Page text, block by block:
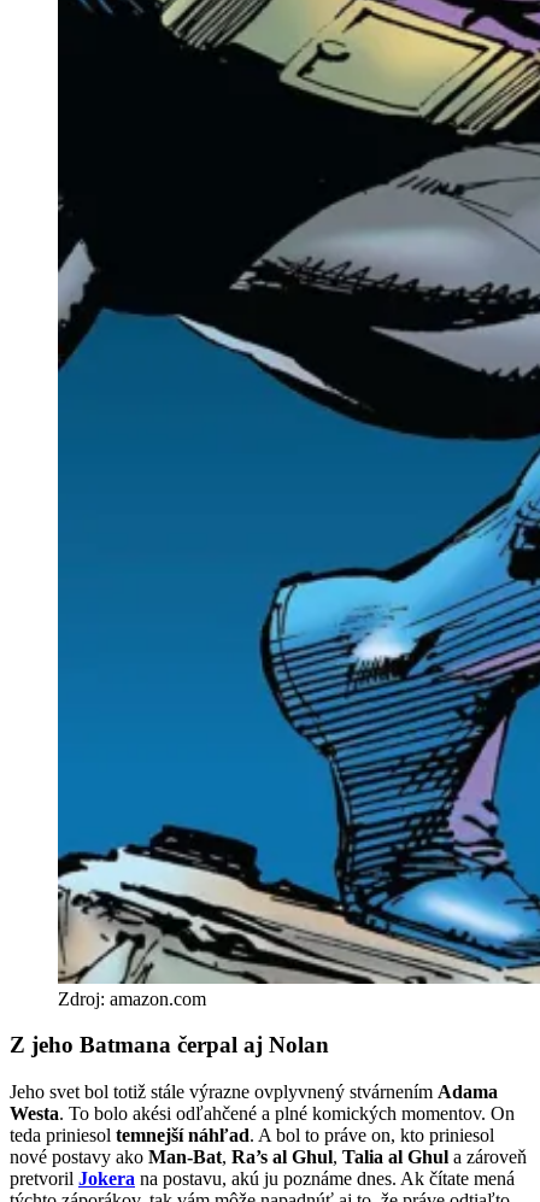
Zdroj: amazon.com
Z jeho Batmana čerpal aj Nolan
Jeho svet bol totiž stále výrazne ovplyvnený stvárnením Adama
Westa. To bolo akési odľahčené a plné komických momentov. On
teda priniesol temnejší náhľad. A bol to práve on, kto priniesol
nové postavy ako Man-Bat, Ra’s al Ghul, Talia al Ghul a zároveň
pretvoril Jokera na postavu, akú ju poznáme dnes. Ak čítate mená